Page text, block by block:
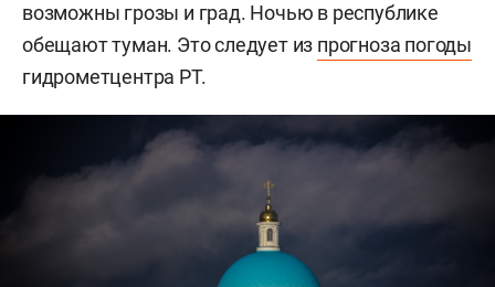
возможны грозы и град. Ночью в республике
обещают туман. Это следует из прогноза погоды
гидрометцентра РТ.